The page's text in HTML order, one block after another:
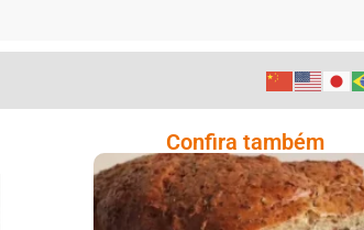
Confira também